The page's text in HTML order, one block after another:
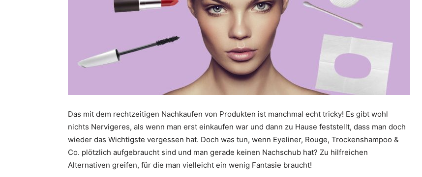
Das mit dem rechtzeitigen Nachkaufen von Produkten ist manchmal echt tricky! Es gibt wohl
nichts Nervigeres, als wenn man erst einkaufen war und dann zu Hause feststellt, dass man doch
wieder das Wichtigste vergessen hat. Doch was tun, wenn Eyeliner, Rouge, Trockenshampoo &
Co. plötzlich aufgebraucht sind und man gerade keinen Nachschub hat? Zu hilfreichen
Alternativen greifen, für die man vielleicht ein wenig Fantasie braucht!